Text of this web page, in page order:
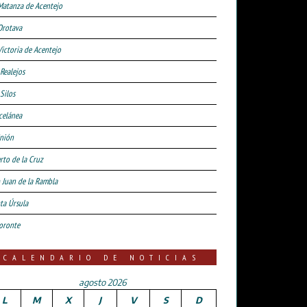
de Acentejo
de Acentejo
de la Cruz
Juan de la Rambla
Úrsula
CALENDARIO DE NOTICIAS
agosto 2026
L
M X J V S D